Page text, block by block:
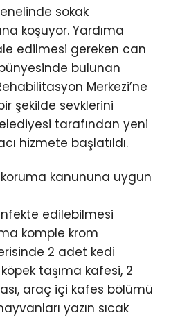
İhbar Hattı
Facebook
sokak
koşuyor. Yardıma
edilmesi gereken can
bulunan
Merkezi’ne
şekilde sevklerini
tarafından yeni
hizmete başlatıldı.
koruma kanununa uygun
edilebilmesi
komple krom
2 adet kedi
taşıma kafesi, 2
araç içi kafes bölümü
yazın sıcak